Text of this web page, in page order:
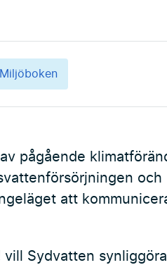
pågående
och
att
vill Sydvatten